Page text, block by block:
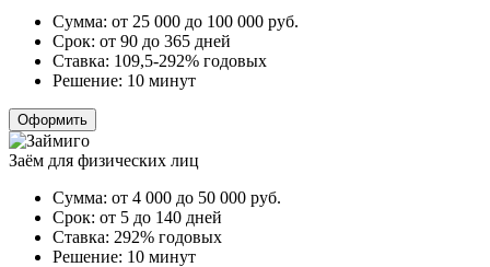
Сумма: от 25 000 до 100 000 руб.
Срок: от 90 до 365 дней
Ставка: 109,5-292% годовых
Решение: 10 минут
Оформить
Заём для физических лиц
Сумма: от 4 000 до 50 000 руб.
Срок: от 5 до 140 дней
Ставка: 292% годовых
Решение: 10 минут